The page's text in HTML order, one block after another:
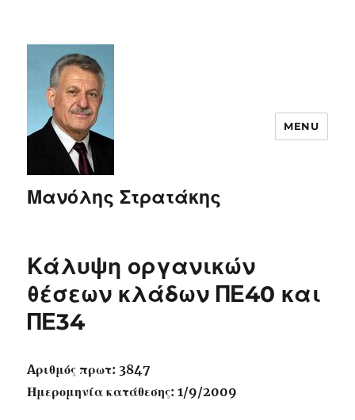
Μανόλης Στρατάκης
MENU
Κάλυψη οργανικών
θέσεων κλάδων ΠΕ40 και
ΠΕ34
Aριθμός πρωτ: 3847
Ημερομηνία κατάθεσης: 1/9/2009